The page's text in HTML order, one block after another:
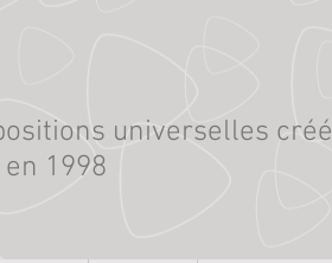
universelles créé
en 1998